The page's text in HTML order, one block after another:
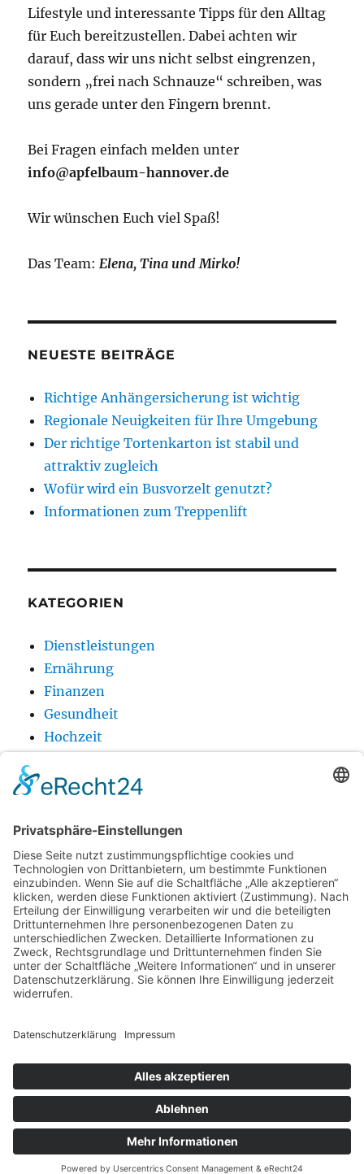
Lifestyle und interessante Tipps für den Alltag
für Euch bereitzustellen. Dabei achten wir
darauf, dass wir uns nicht selbst eingrenzen,
sondern „frei nach Schnauze“ schreiben, was
uns gerade unter den Fingern brennt.
Bei Fragen einfach melden unter
info@apfelbaum-hannover.de
Wir wünschen Euch viel Spaß!
Das Team:Elena, Tina und Mirko!
NEUESTE BEITRÄGE
Richtige Anhängersicherung ist wichtig
Regionale Neuigkeiten für Ihre Umgebung
Der richtige Tortenkarton ist stabil und
attraktiv zugleich
Wofür wird ein Busvorzelt genutzt?
Informationen zum Treppenlift
KATEGORIEN
Dienstleistungen
Ernährung
Finanzen
Gesundheit
Hochzeit
Produkt
Urlaub
Wellness
Startseite
Urlaub
Dienstleistungen
Apfelbaum Hannover Datenschutz
Stolz präsentiert
von WordPress